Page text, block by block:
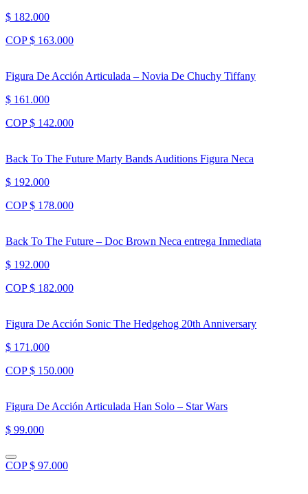
$ 182.000
COP $ 163.000
Figura De Acción Articulada – Novia De Chuchy Tiffany
$ 161.000
COP $ 142.000
Back To The Future Marty Bands Auditions Figura Neca
$ 192.000
COP $ 178.000
Back To The Future – Doc Brown Neca entrega Inmediata
$ 192.000
COP $ 182.000
Figura De Acción Sonic The Hedgehog 20th Anniversary
$ 171.000
COP $ 150.000
Figura De Acción Articulada Han Solo – Star Wars
$ 99.000
COP $ 97.000